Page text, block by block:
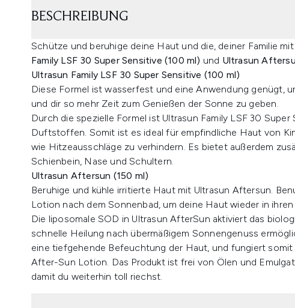
BESCHREIBUNG
Schütze und beruhige deine Haut und die, deiner Familie
Family LSF 30 Super Sensitive (100 ml) und Ultrasun
Ultrasun Family LSF 30 Super Sensitive (100 ml)
Diese Formel ist wasserfest und eine Anwendung genügt,
und dir so mehr Zeit zum Genießen der Sonne zu geben.
Durch die spezielle Formel ist Ultrasun Family LSF 30
Duftstoffen. Somit ist es ideal für empfindliche Haut von
wie Hitzeausschläge zu verhindern. Es bietet außerdem
Schienbein, Nase und Schultern.
Ultrasun Aftersun (150 ml)
Beruhige und kühle irritierte Haut mit Ultrasun Aftersun.
Lotion nach dem Sonnenbad, um deine Haut wieder in
Die liposomale SOD in Ultrasun AfterSun aktiviert das
schnelle Heilung nach übermäßigem Sonnengenuss
eine tiefgehende Befeuchtung der Haut, und fungiert
After-Sun Lotion. Das Produkt ist frei von Ölen und
damit du weiterhin toll riechst.